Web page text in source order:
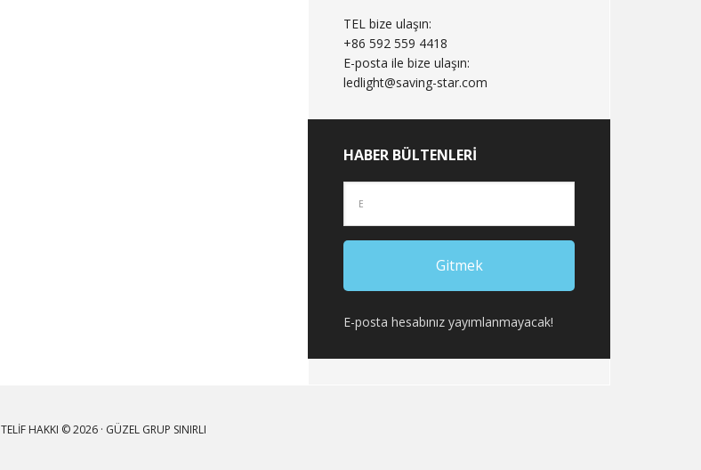
TEL bize ulaşın:
+86 592 559 4418
E-posta ile bize ulaşın:
ledlight@saving-star.com
HABER BÜLTENLERI
E-posta hesabınız yayımlanmayacak!
TELIF HAKKI © 2026 · GÜZEL GRUP SINIRLI